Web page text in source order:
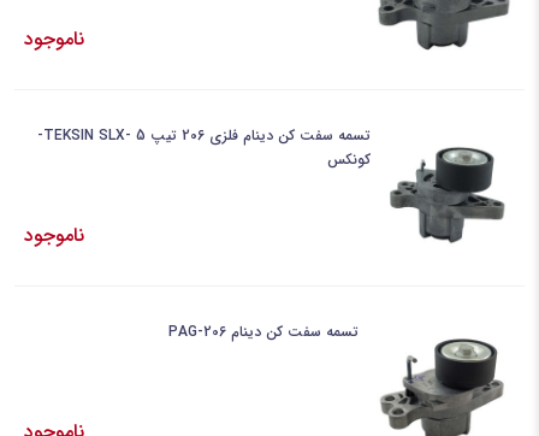
ناموجود
تسمه سفت کن دینام فلزی 206 تیپ 5 -TEKSIN SLX-
کونکس
ناموجود
تسمه سفت کن دینام 206-PAG